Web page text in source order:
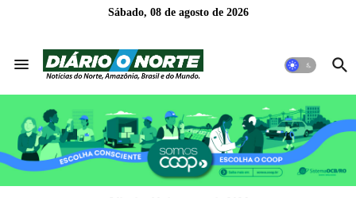
Sábado, 08 de agosto de 2026